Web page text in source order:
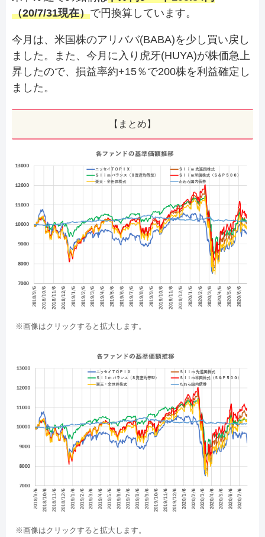
（20/7/31現在）で円換算しています。
今月は、米国株のアリババ(BABA)を少し買い戻し
ました。また、今月に入り虎牙(HUYA)が株価急上
昇したので、損益率約+15％で200株を利益確定し
ました。
【まとめ】
※画像はクリックすると拡大します。
※画像はクリックすると拡大します。